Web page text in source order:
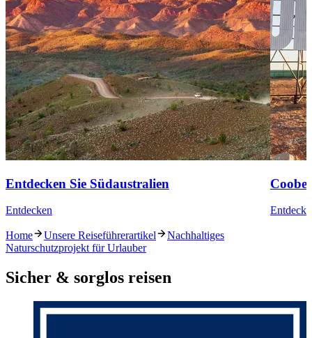
Entdecken Sie Südaustralien
Entdecken
Home Unsere Reiseführerartikel
Nachhaltiges
Naturschutzprojekt für Urlauber
Sicher & sorglos reisen